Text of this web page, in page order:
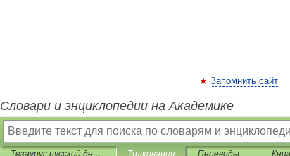
Запомнить сайт
Словари и энциклопедии на Академике
Тезаурус русской деловой лексики Толкования Переводы